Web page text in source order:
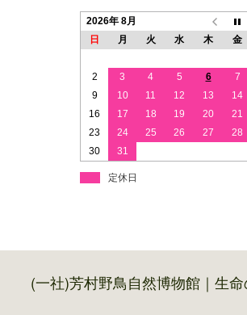
2026年 8月
日
月 火 水 木 金
2
3 4 5 6 7
9
10 11 12 13 14
16
17 18 19 20 21
23
24 25 26 27 28
30
31
定休日
(一社)芳村野鳥自然博物館｜生